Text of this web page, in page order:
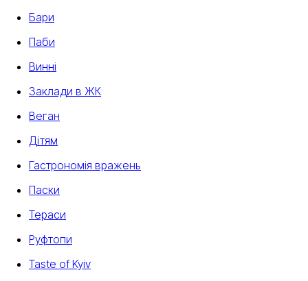
Бари
Паби
Винні
Заклади в ЖК
Веган
Дітям
Гастрономія вражень
Паски
Тераси
Руфтопи
Taste of Kyiv